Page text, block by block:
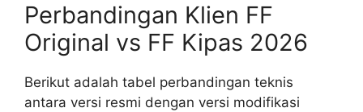
Perbandingan Klien FF
Original vs FF Kipas 2026
Berikut adalah tabel perbandingan teknis
antara versi resmi dengan versi modifikasi